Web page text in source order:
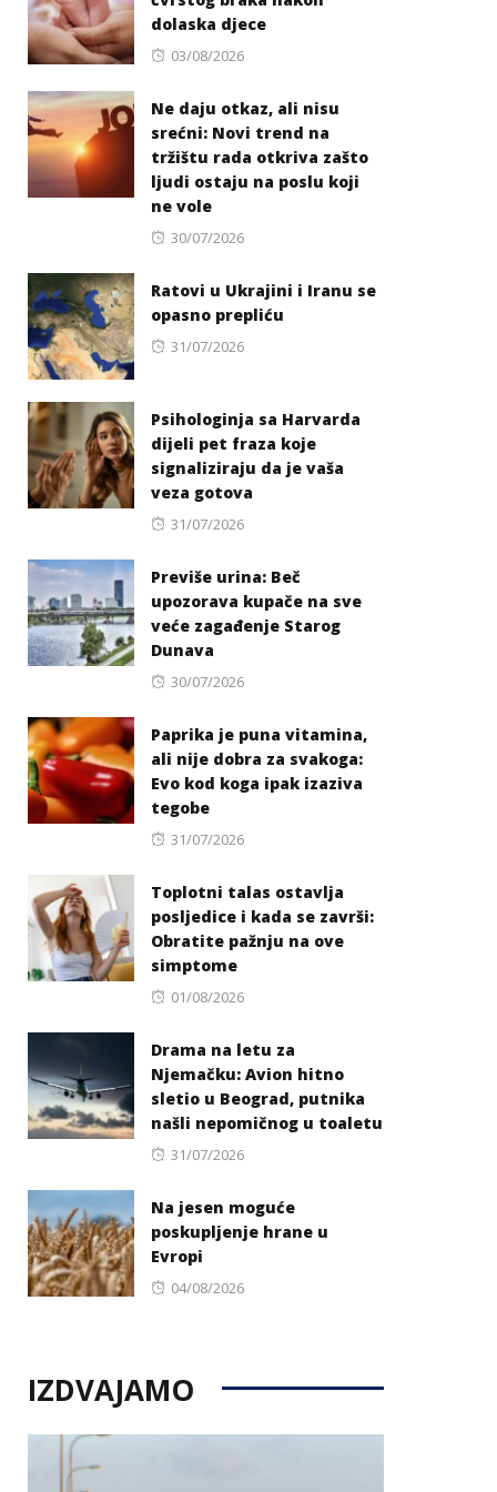
dolaska djece
Posted
03/08/2026
Ne daju otkaz, ali nisu
srećni: Novi trend na
tržištu rada otkriva zašto
ljudi ostaju na poslu koji
ne vole
Posted
30/07/2026
Ratovi u Ukrajini i Iranu se
opasno prepliću
Posted
31/07/2026
Psihologinja sa Harvarda
dijeli pet fraza koje
signaliziraju da je vaša
veza gotova
Posted
31/07/2026
Previše urina: Beč
upozorava kupače na sve
veće zagađenje Starog
Dunava
Posted
30/07/2026
Paprika je puna vitamina,
ali nije dobra za svakoga:
Evo kod koga ipak izaziva
tegobe
Posted
31/07/2026
Toplotni talas ostavlja
posljedice i kada se završi:
Obratite pažnju na ove
simptome
Posted
01/08/2026
Drama na letu za
Njemačku: Avion hitno
sletio u Beograd, putnika
našli nepomičnog u toaletu
Posted
31/07/2026
Na jesen moguće
poskupljenje hrane u
Evropi
Posted
04/08/2026
IZDVAJAMO